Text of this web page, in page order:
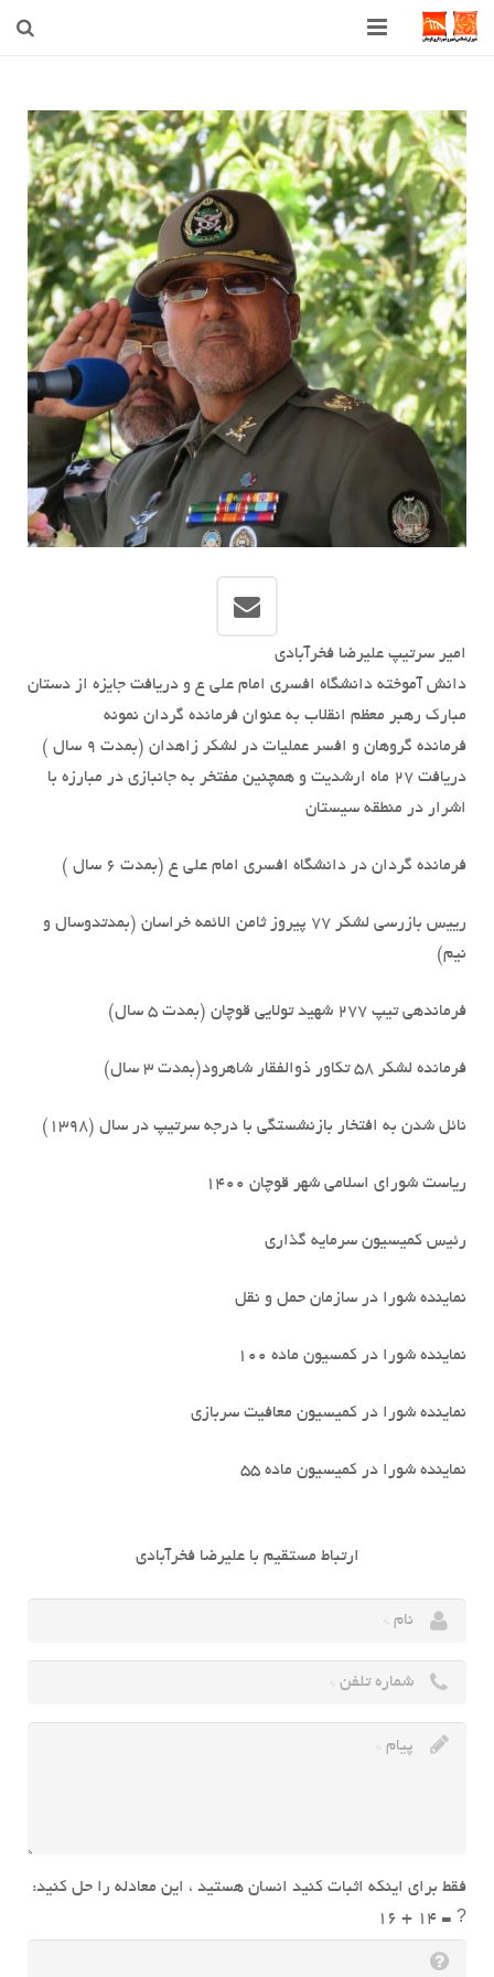
شهرداری
شورای اسلامی شهر قوچان
اخبار روز
قوچان
ارتباط با ما
امیر سرتیپ علیرضا فخرآبادی
دانش آموخته دانشگاه افسری امام علی ع و دریافت جایزه از دستان
مبارک رهبر معظم انقلاب به عنوان فرمانده گردان نمونه
فرمانده گروهان و افسر عملیات در لشکر زاهدان (بمدت 9 سال )
دریافت 27 ماه ارشدیت و همچنین مفتخر به جانبازی در مبارزه با
اشرار در منطقه سیستان
فرمانده گردان در دانشگاه افسری امام علی ع (بمدت 6 سال )
رییس بازرسی لشکر 77 پیروز ثامن الائمه خراسان (بمدتدوسال و
نیم)
فرماندهی تیپ 277 شهید تولایی قوچان (بمدت 5 سال)
فرمانده لشکر 58 تکاور ذوالفقار شاهرود(بمدت 3 سال)
نائل شدن به افتخار بازنشستگی با درجه سرتیپ در سال (1398)
ریاست شورای اسلامی شهر قوچان 1400
رئیس کمیسیون سرمایه گذاری
نماینده شورا در سازمان حمل و نقل
نماینده شورا در کمسیون ماده 100
نماینده شورا در کمیسیون معافیت سربازی
نماینده شورا در کمیسیون ماده 55
ارتباط مستقیم با علیرضا فخرآبادی
فقط برای اینکه اثبات کنید انسان هستید ، این معادله را حل کنید:
16 + 14 = ?